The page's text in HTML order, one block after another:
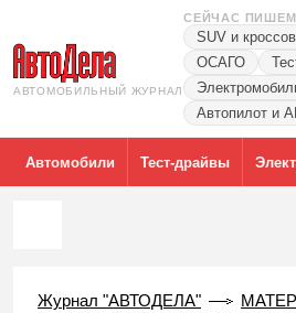
АВТОМОБИЛЬНЫЙ ЖУРНАЛ
СЕЙЧАС
SUV и
ОСАГО
Автопилот и
Автомобили Тест-драйвы
Журнал "АВТОДЕЛА"